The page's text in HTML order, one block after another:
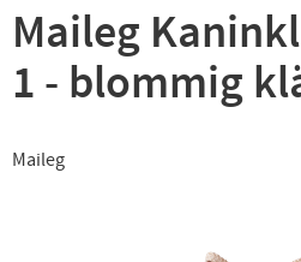
Maileg
1 - blommig
Maileg